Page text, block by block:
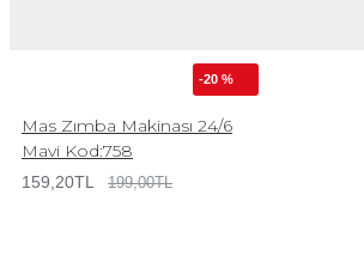
-20 %
Mas Zımba Makinası 24/6
Mavi Kod:758
159,20TL 199,00TL